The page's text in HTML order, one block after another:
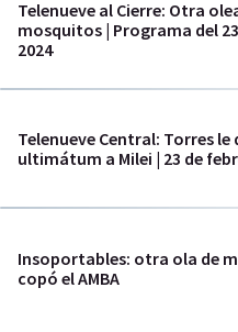
Telenueve al Cierre: Otra
mosquitos | Programa del
2024
Telenueve Central: Torres le
ultimátum a Milei | 23 de
Insoportables: otra ola de
copó el AMBA